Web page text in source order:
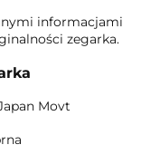
informacjami
zegarka.
Movt